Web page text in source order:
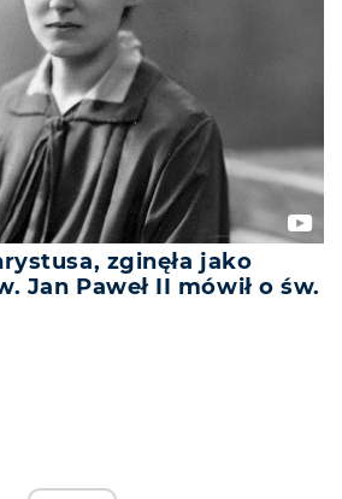
zginęła jako
Jan Paweł II mówił o św.